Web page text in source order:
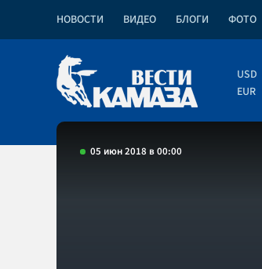
НОВОСТИ ВИДЕО БЛОГИ ФОТО
USD
EUR
05 июн 2018 в 00:00